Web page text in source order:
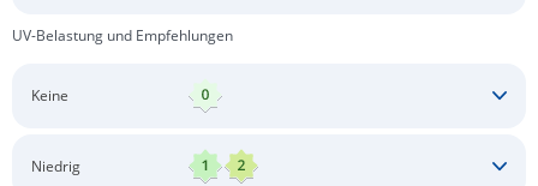
UV-Belastung und Empfehlungen
Keine
Niedrig